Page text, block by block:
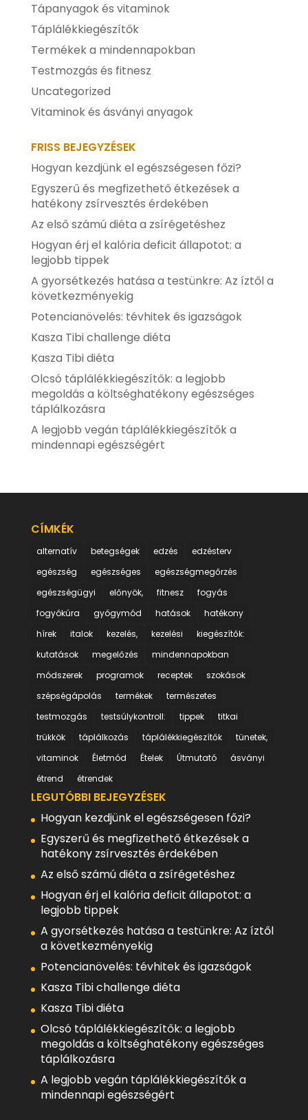
Tápanyagok és vitaminok
Táplálékkiegészítők
Termékek a mindennapokban
Testmozgás és fitnesz
Uncategorized
Vitaminok és ásványi anyagok
FRISS BEJEGYZÉSEK
Hogyan kezdjünk el egészségesen főzi?
Egyszerű és megfizethető étkezések a
hatékony zsírvesztés érdekében
Az első számú diéta a zsírégetéshez
Hogyan érj el kalória deficit állapotot: a
legjobb tippek
A gyorsétkezés hatása a testünkre: Az íztől a
következményekig
Potencianövelés: tévhitek és igazságok
Kasza Tibi challenge diéta
Kasza Tibi diéta
Olcsó táplálékkiegészítők: a legjobb
megoldás a költséghatékony egészséges
táplálkozásra
A legjobb vegán táplálékkiegészítők a
mindennapi egészségért
CÍMKÉK
alternatív betegségek edzés
edzésterv
egészség
egészséges
egészségmegőrzés
egészségügyi
előnyök, fitnesz
fogyás
fogyókúra
gyógymód hatások
hatékony
hírek
italok kezelés, kezelési
kiegészítők:
kutatások
megelőzés
mindennapokban
módszerek
programok receptek
szokások
szépségápolás
termékek
természetes
testmozgás
testsúlykontroll: tippek
titkai
trükkök
táplálkozás táplálékkiegészítők
tünetek,
vitaminok
Életmód Ételek Útmutató
ásványi
étrend
étrendek
LEGUTÓBBI BEJEGYZÉSEK
Hogyan kezdjünk el egészségesen főzi?
Egyszerű és megfizethető étkezések a
hatékony zsírvesztés érdekében
Az első számú diéta a zsírégetéshez
Hogyan érj el kalória deficit állapotot: a
legjobb tippek
A gyorsétkezés hatása a testünkre: Az íztől
a következményekig
Potencianövelés: tévhitek és igazságok
Kasza Tibi challenge diéta
Kasza Tibi diéta
Olcsó táplálékkiegészítők: a legjobb
megoldás a költséghatékony egészséges
táplálkozásra
A legjobb vegán táplálékkiegészítők a
mindennapi egészségért